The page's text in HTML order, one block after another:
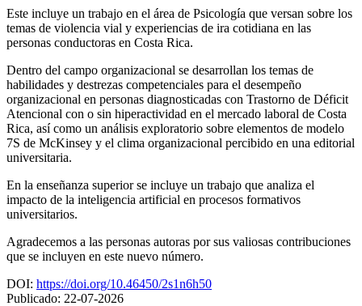
Este incluye un trabajo en el área de Psicología que versan sobre los
temas de violencia vial y experiencias de ira cotidiana en las
personas conductoras en Costa Rica.
Dentro del campo organizacional se desarrollan los temas de
habilidades y destrezas competenciales para el desempeño
organizacional en personas diagnosticadas con Trastorno de Déficit
Atencional con o sin hiperactividad en el mercado laboral de Costa
Rica, así como un análisis exploratorio sobre elementos de modelo
7S de McKinsey y el clima organizacional percibido en una editorial
universitaria.
En la enseñanza superior se incluye un trabajo que analiza el
impacto de la inteligencia artificial en procesos formativos
universitarios.
Agradecemos a las personas autoras por sus valiosas contribuciones
que se incluyen en este nuevo número.
DOI: https://doi.org/10.46450/2s1n6h50
Publicado: 22-07-2026